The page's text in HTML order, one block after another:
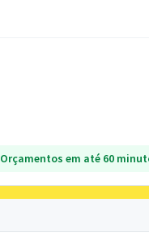
Orçamentos em até 60